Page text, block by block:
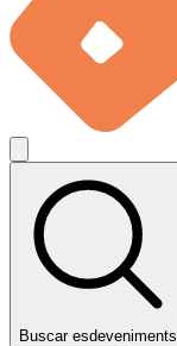
Buscar esdeveniments